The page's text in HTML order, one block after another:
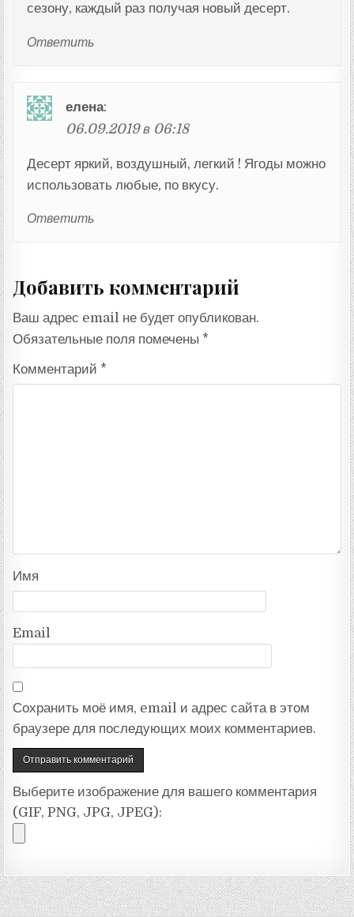
сезону, каждый раз получая новый десерт.
Ответить
елена:
06.09.2019 в 06:18
Десерт яркий, воздушный, легкий ! Ягоды можно
использовать любые, по вкусу.
Ответить
Добавить комментарий
Ваш адрес email не будет опубликован.
Обязательные поля помечены *
Комментарий *
Имя
Email
Сохранить моё имя, email и адрес сайта в этом
браузере для последующих моих комментариев.
Выберите изображение для вашего комментария
(GIF, PNG, JPG, JPEG):